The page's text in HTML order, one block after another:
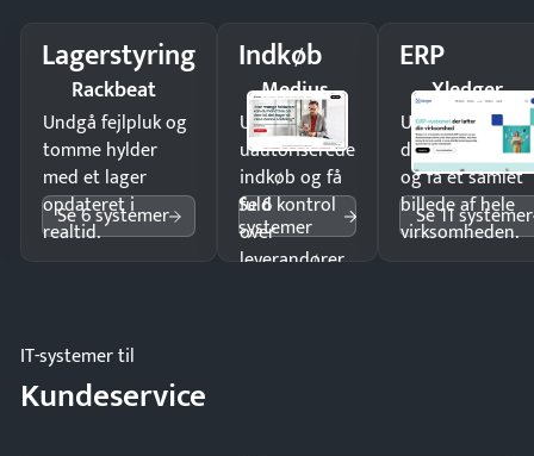
Lagerstyring
Rackbeat
Undgå fejlpluk og
tomme hylder
med et lager
opdateret i
realtid.
Se 6 systemer
Indkøb
Medius
Undgå
uautoriserede
indkøb og få
fuld kontrol
over
leverandører
Se 6
systemer
ERP
Xledger
Undgå
og få ét samlet
billede af hele
virksomheden.
Se 11 systemer
IT-systemer til
Kundeservice